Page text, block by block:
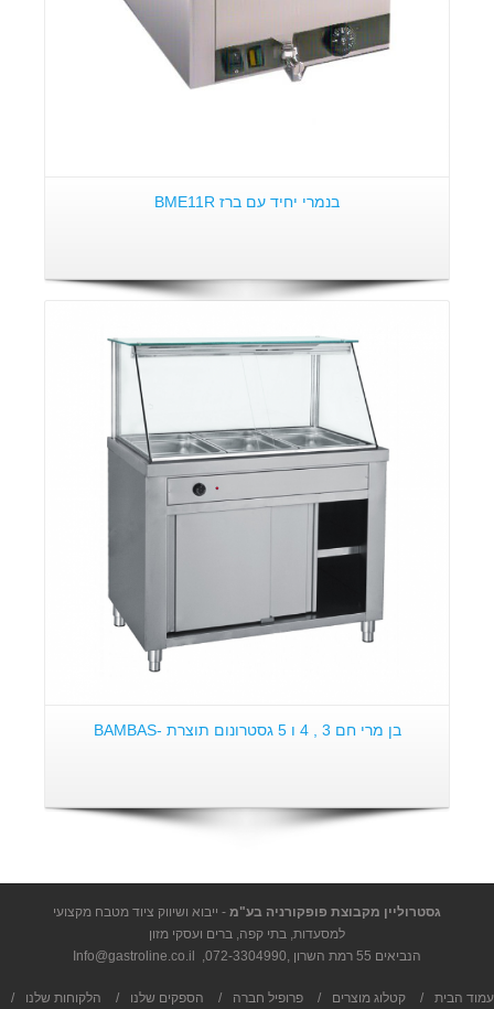
בנמרי יחיד עם ברז BME11R
בן מרי חם 3 , 4 ו 5 גסטרונום תוצרת -BAMBAS
גסטרוליין מקבוצת פופקורניה בע"מ - ייבוא ושיווק ציוד מטבח מקצועי
למסעדות, בתי קפה, ברים ועסקי מזון
הנביאים 55 רמת השרון ,
072-3304990
Info@gastroline.co.il
עמוד הבית / קטלוג מוצרים / פרופיל חברה / הספקים שלנו / הלקוחות שלנו /